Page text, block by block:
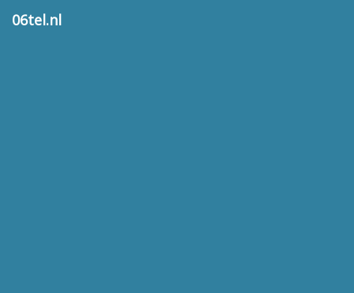
06tel.nl